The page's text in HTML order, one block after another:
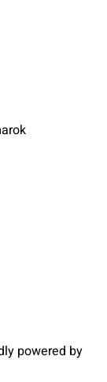
powered by